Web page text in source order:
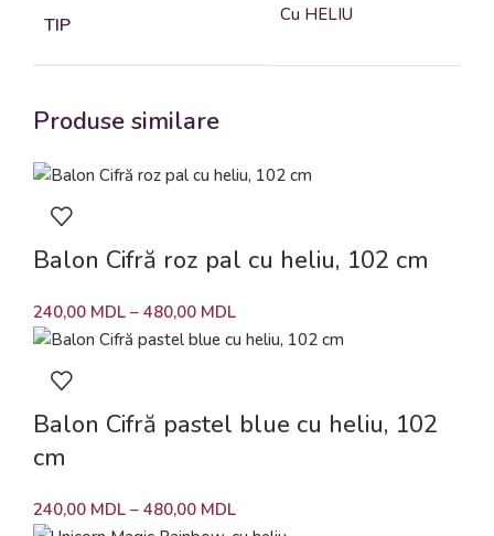
TIP Cu HELIU
Produse similare
Balon Cifră roz pal cu heliu, 102 cm
240,00 MDL – 480,00 MDL
Balon Cifră pastel blue cu heliu, 102
cm
240,00 MDL – 480,00 MDL